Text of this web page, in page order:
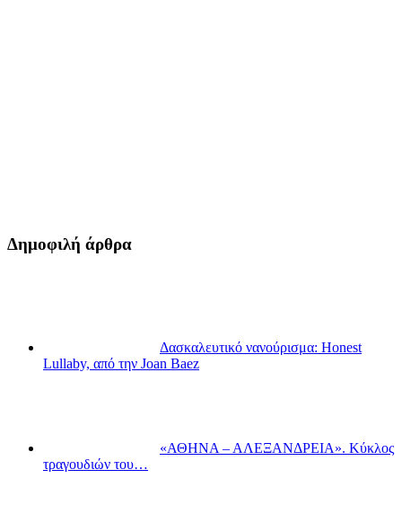
Δημοφιλή άρθρα
Δασκαλευτικό νανούρισμα: Honest
Lullaby, από την Joan Baez
«ΑΘΗΝΑ – ΑΛΕΞΑΝΔΡΕΙΑ». Κύκλος
τραγουδιών του…